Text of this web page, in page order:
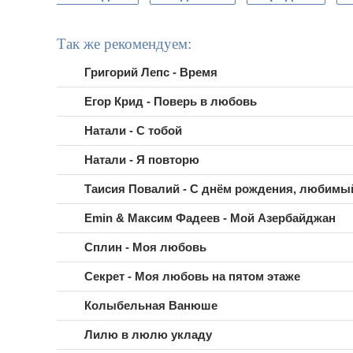
Так же рекомендуем:
Григорий Лепс - Время
Егор Крид - Поверь в любовь
Натали - С тобой
Натали - Я повторю
Таисия Повалий - С днём рождения,
Emin & Максим Фадеев - Мой Азербайджан
Сплин - Моя любовь
Секрет - Моя любовь на пятом этаже
Колыбельная Ванюше
Лилю в люлю укладу